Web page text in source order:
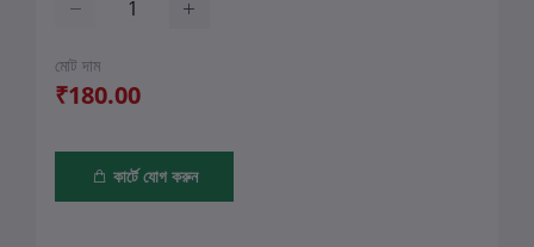
মোট দাম
₹180.00
কার্টে যোগ করুন